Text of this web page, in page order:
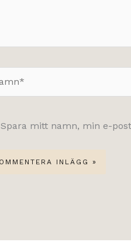
Spara mitt namn, min e-